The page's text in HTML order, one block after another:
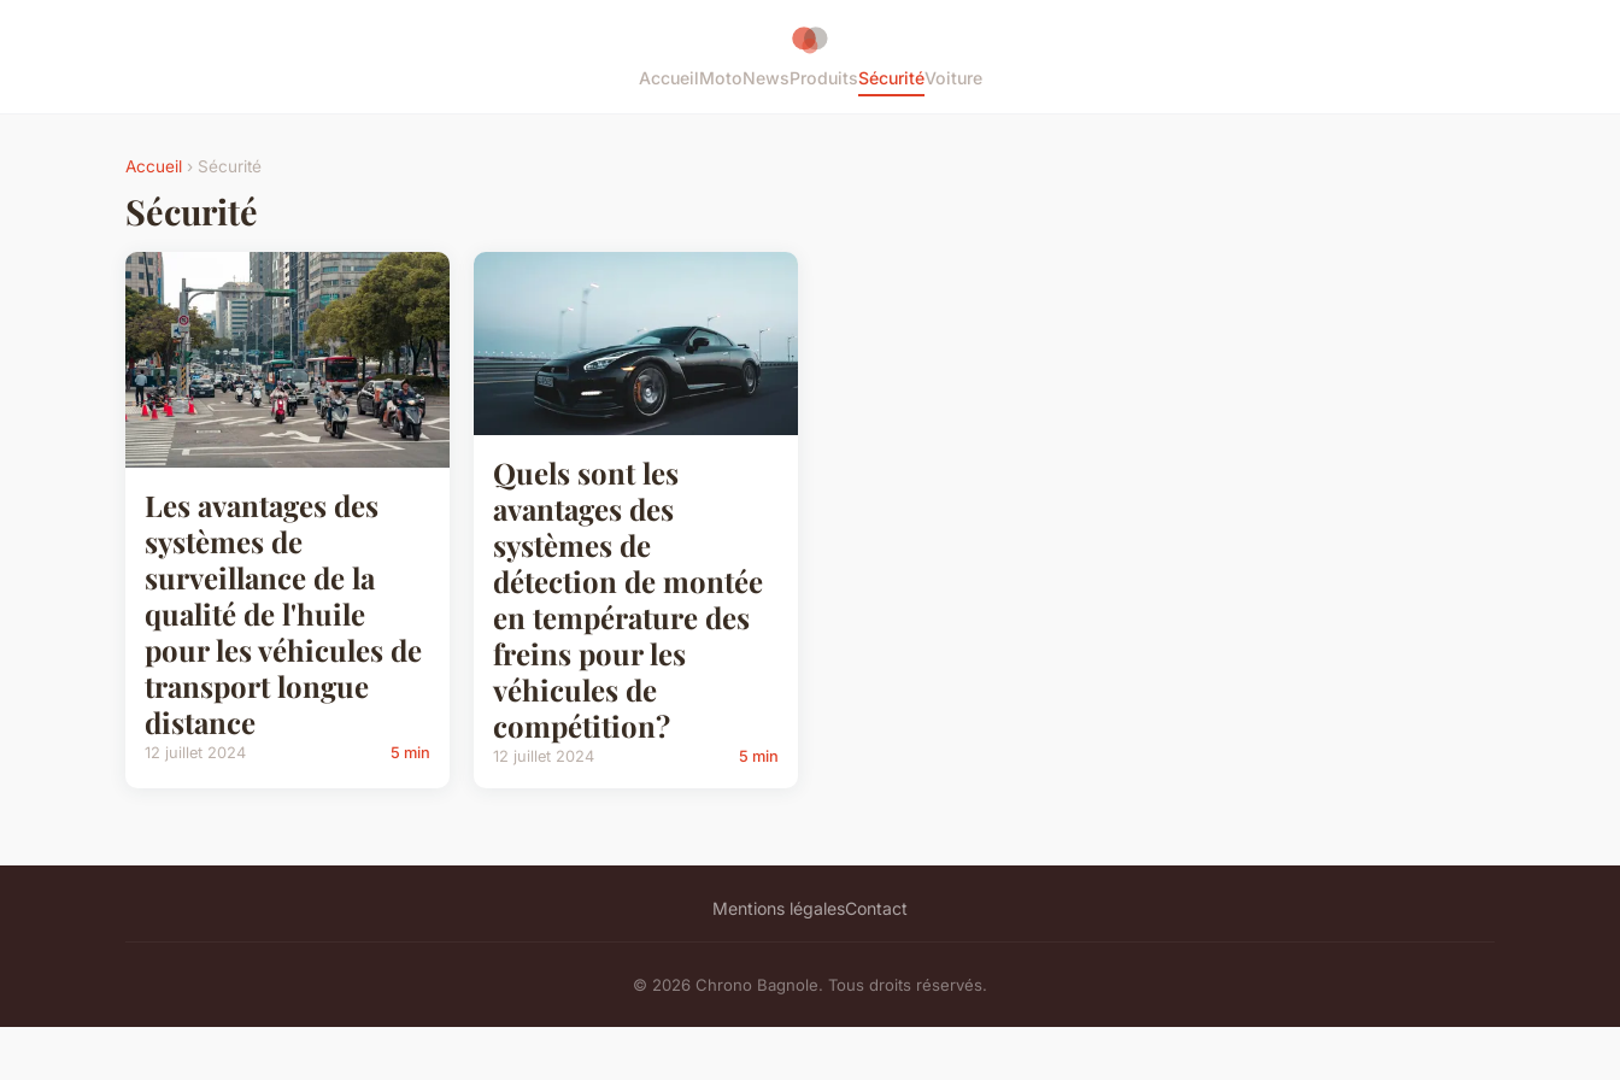
AccueilMotoNewsProduitsSécuritéVoiture
Accueil › Sécurité
Sécurité
Les avantages des
systèmes de
surveillance de la
qualité de l'huile
pour les véhicules de
transport longue
distance
12 juillet 2024 5 min
Quels sont les
avantages des
systèmes de
détection de montée
en température des
freins pour les
véhicules de
compétition?
12 juillet 2024 5 min
Mentions légalesContact
© 2026 Chrono Bagnole. Tous droits réservés.